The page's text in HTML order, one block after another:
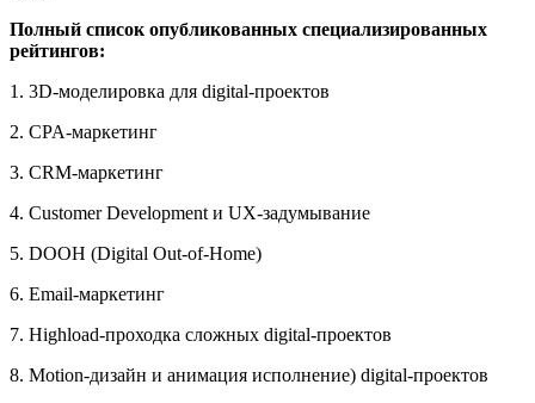
Полный список опубликованных специализированных
рейтингов:
1. 3D-моделировка для digital-проектов
2. CPA-маркетинг
3. CRM-маркетинг
4. Customer Development и UX-задумывание
5. DOOH (Digital Out-of-Home)
6. Email-маркетинг
7. Highload-проходка сложных digital-проектов
8. Motion-дизайн и анимация исполнение) digital-проектов